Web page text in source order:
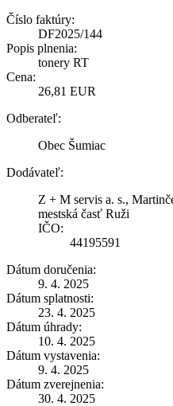
Číslo faktúry:
DF2025/144
Popis plnenia:
tonery RT
Cena:
26,81 EUR
Odberateľ:
Obec Šumiac
Dodávateľ:
Z + M servis a. s.,
mestská časť Ruži
IČO:
44195591
Dátum doručenia:
9. 4. 2025
Dátum splatnosti:
23. 4. 2025
Dátum úhrady:
10. 4. 2025
Dátum vystavenia:
9. 4. 2025
Dátum zverejnenia:
30. 4. 2025